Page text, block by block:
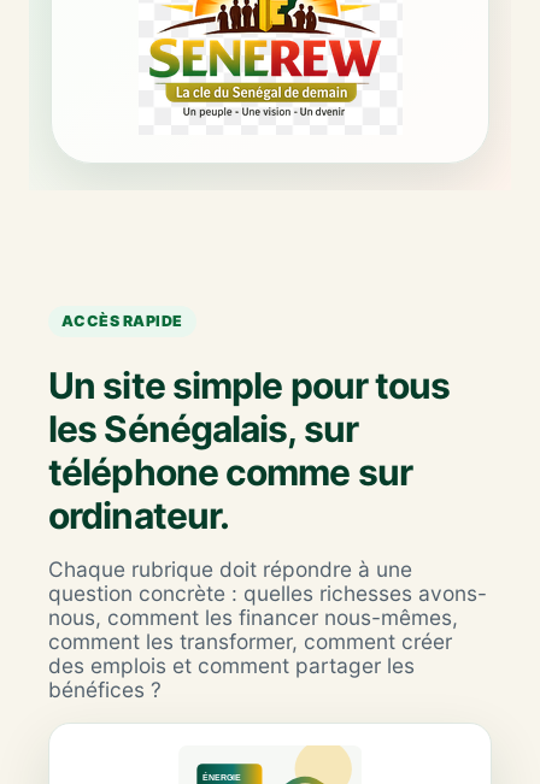
ACCÈS RAPIDE
Un site simple pour tous
les Sénégalais, sur
téléphone comme sur
ordinateur.
Chaque rubrique doit répondre à une
question concrète : quelles richesses avons-
nous, comment les financer nous-mêmes,
comment les transformer, comment créer
des emplois et comment partager les
bénéfices ?